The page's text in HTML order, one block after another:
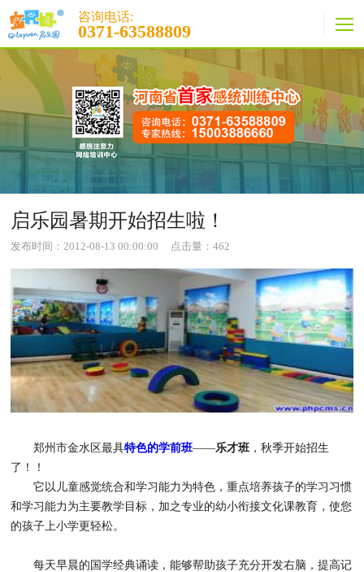
咨询电话:
0371-63588809
启乐园暑期开始招生啦！
发布时间：2012-08-13 00:00:00 点击量：462
郑州市金水区最具特色的学前班——乐才班 ，秋季开始招生
了！！
它以儿童感觉统合和学习能力为特色，重点培养孩子的学习习惯
和学习能力为主要教学目标，加之专业的幼小衔接文化课教育，使您
的孩子上小学更轻松。
每天早晨的国学经典诵读，能够帮助孩子充分开发右脑，提高记